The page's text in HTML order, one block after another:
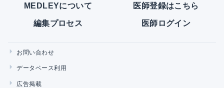
MEDLEYについて 医師登録はこちら
編集プロセス 医師ログイン
お問い合わせ
データベース利用
広告掲載